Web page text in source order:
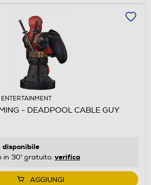
- DEADPOOL CABLE GUY
disponibile
in 30' gratuito: verifica
AGGIUNGI